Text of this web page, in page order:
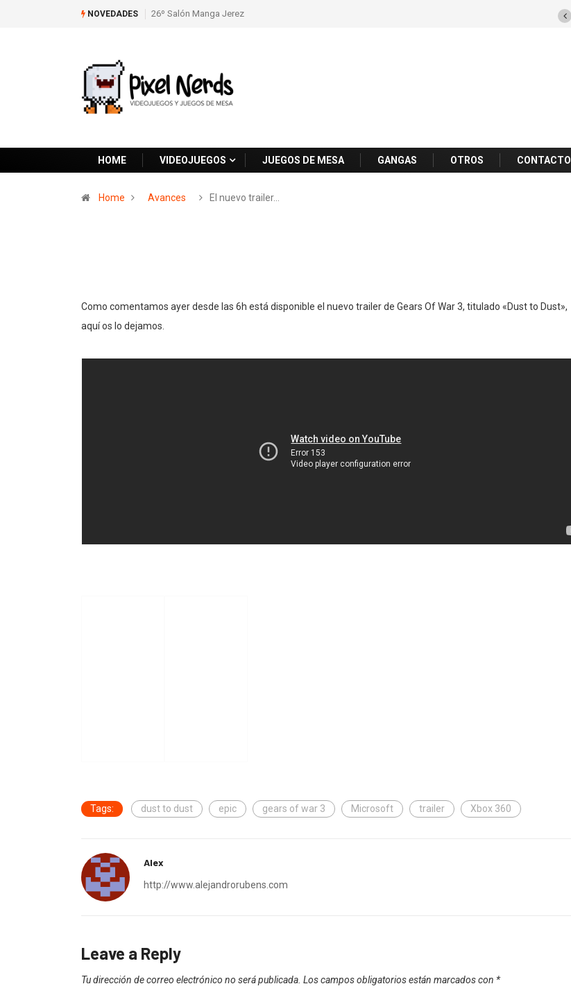
NOVEDADES 26º Salón Manga Jerez
HOME VIDEOJUEGOS JUEGOS DE MESA GANGAS OTROS CONTACTO
Home Avances El nuevo trailer…
Como comentamos ayer desde las 6h está disponible el nuevo trailer de Gears Of War 3, titulado «Dust to Dust»,
aquí os lo dejamos.
Tags: dust to dust epic gears of war 3 Microsoft trailer Xbox 360
Alex
http://www.alejandrorubens.com
Leave a Reply
Tu dirección de correo electrónico no será publicada. Los campos obligatorios están marcados con *